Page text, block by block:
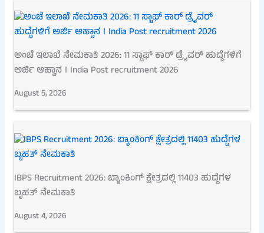
ಅಂಚೆ ಇಲಾಖೆ ನೇಮಕಾತಿ 2026: 11 ಸ್ಟಾಫ್ ಕಾರ್ ಡ್ರೈವರ್ ಹುದ್ದೆಗಳಿಗೆ
ಅರ್ಜಿ ಆಹ್ವಾನ । India Post recruitment 2026
August 5, 2026
IBPS Recruitment 2026: ಬ್ಯಾಂಕಿಂಗ್ ಕ್ಷೇತ್ರದಲ್ಲಿ 11403 ಹುದ್ದೆಗಳ
ಬೃಹತ್ ನೇಮಕಾತಿ
August 4, 2026